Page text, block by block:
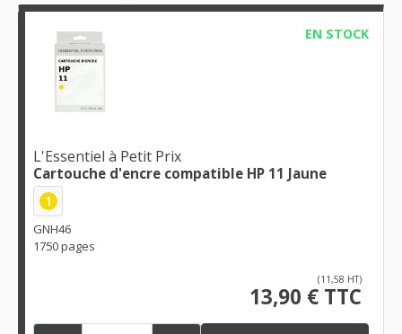
EN STOCK
L'Essentiel à Petit Prix
Cartouche d'encre compatible HP 11 Jaune
1
GNH46
1750 pages
(11,58 HT)
13,90 € TTC